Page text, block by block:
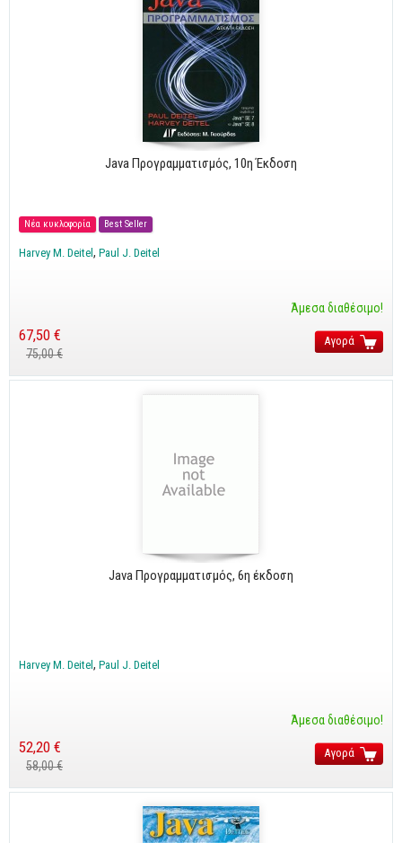
Java Προγραμματισμός, 10η Έκδοση
Νέα κυκλοφορία Best Seller
Harvey M. Deitel Paul J. Deitel
Άμεσα διαθέσιμο!
67,50 €
75,00 €
Αγορά
Java Προγραμματισμός, 6η έκδοση
Harvey M. Deitel Paul J. Deitel
Άμεσα διαθέσιμο!
52,20 €
58,00 €
Αγορά